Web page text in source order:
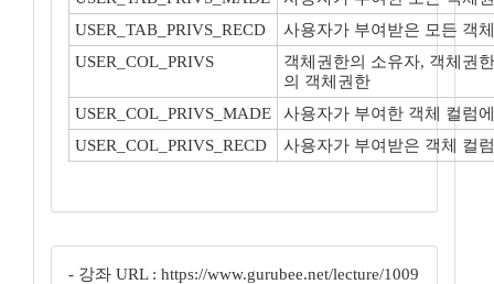
USER_TAB_PRIVS_RECD
사용자가 부여받은 모든 객
USER_COL_PRIVS
객체권한의 소유자, 객체권
의 객체권한
USER_COL_PRIVS_MADE
사용자가 부여한 객체 컬럼
USER_COL_PRIVS_RECD
사용자가 부여받은 객체 컬
- 강좌 URL : https://www.gurubee.net/lecture/1009